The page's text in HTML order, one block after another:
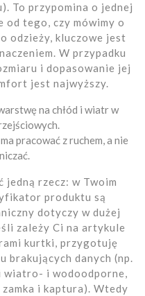
To przypomina o jednej
od tego, czy mówimy o
odzieży, kluczowe jest
W przypadku
i dopasowanie jej
jest najwyższy.
na chłód i wiatr w
pracować z ruchem, a nie
rzecz: w Twoim
produktu są
dotyczy w dużej
zależy Ci na artykule
kurtki, przygotuję
brakujących danych (np.
wiatro- i wodoodporne,
i kaptura). Wtedy